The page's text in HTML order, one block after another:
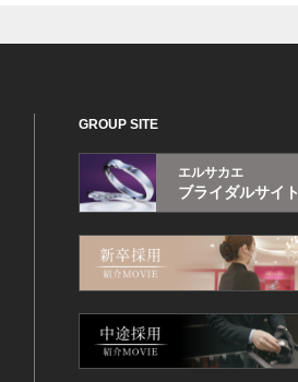
GROUP SITE
エルサカエ
ブライダルサイト